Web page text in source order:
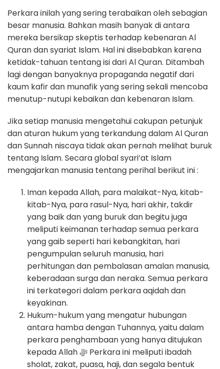
Perkara inilah yang sering terabaikan oleh sebagian
besar manusia. Bahkan masih banyak di antara
mereka bersikap skeptis terhadap kebenaran Al
Quran dan syariat Islam. Hal ini disebabkan karena
ketidak-tahuan tentang isi dari Al Quran. Ditambah
lagi dengan banyaknya propaganda negatif dari
kaum kafir dan munafik yang sering sekali mencoba
menutup-nutupi kebaikan dan kebenaran Islam.
Jika setiap manusia mengetahui cakupan petunjuk
dan aturan hukum yang terkandung dalam Al Quran
dan Sunnah niscaya tidak akan pernah melihat buruk
tentang Islam. Secara global syari’at Islam
mengajarkan manusia tentang perihal berikut ini :
Iman kepada Allah, para malaikat-Nya, kitab-
kitab-Nya, para rasul-Nya, hari akhir, takdir
yang baik dan yang buruk dan begitu juga
meliputi keimanan terhadap semua perkara
yang gaib seperti hari kebangkitan, hari
pengumpulan seluruh manusia, hari
perhitungan dan pembalasan amalan manusia,
keberadaan surga dan neraka. Semua perkara
ini terkategori dalam perkara aqidah dan
keyakinan.
Hukum-hukum yang mengatur hubungan
antara hamba dengan Tuhannya, yaitu dalam
perkara penghambaan yang hanya ditujukan
kepada Allah ﷻ Perkara ini meliputi ibadah
sholat, zakat, puasa, haji, dan segala bentuk